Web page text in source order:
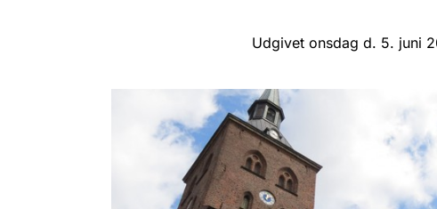
Udgivet onsdag d. 5. juni